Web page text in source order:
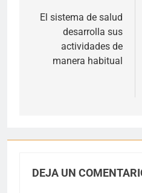
de
entradas
El sistema de salud
desarrolla sus
actividades de
manera habitual
DEJA UN